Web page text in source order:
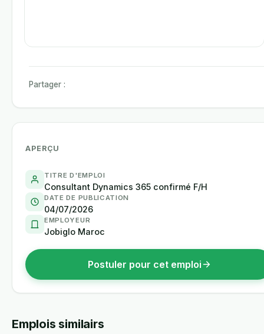
Partager :
APERÇU
TITRE D'EMPLOI
Consultant Dynamics 365 confirmé F/H
DATE DE PUBLICATION
04/07/2026
EMPLOYEUR
Jobiglo Maroc
Postuler pour cet emploi
Emplois similairs